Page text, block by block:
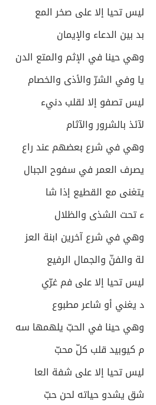
ليس تحيا إلا على صخر المع
بد بين الدعاء والإيمان
وهي حينا في الإثم والمتع الدن
يا وفي الشرّ والأذى والخصام
ليس تصفو إلا لقلب دنيء
لآئذ بالشرور والآثام
وهي في شرع بعضهم عند راع
يصرف العمر في سفوح الجبال
يتغنى مع القطيع إذا شا
ء تحت الشذى والظلال
وهي في شرع آخرين ابنة العز
لة والفنّ والجمال الرفيع
ليس تحيا إلا على فم غرّي
د يغني أو شاعر مطبوع
وهي حينا في الحبّ يلهمها سه
م كيوبيد قلب كلّ محبّ
ليس تحيا إلا على شفة العا
شق يشدو حياته لحن حبّ